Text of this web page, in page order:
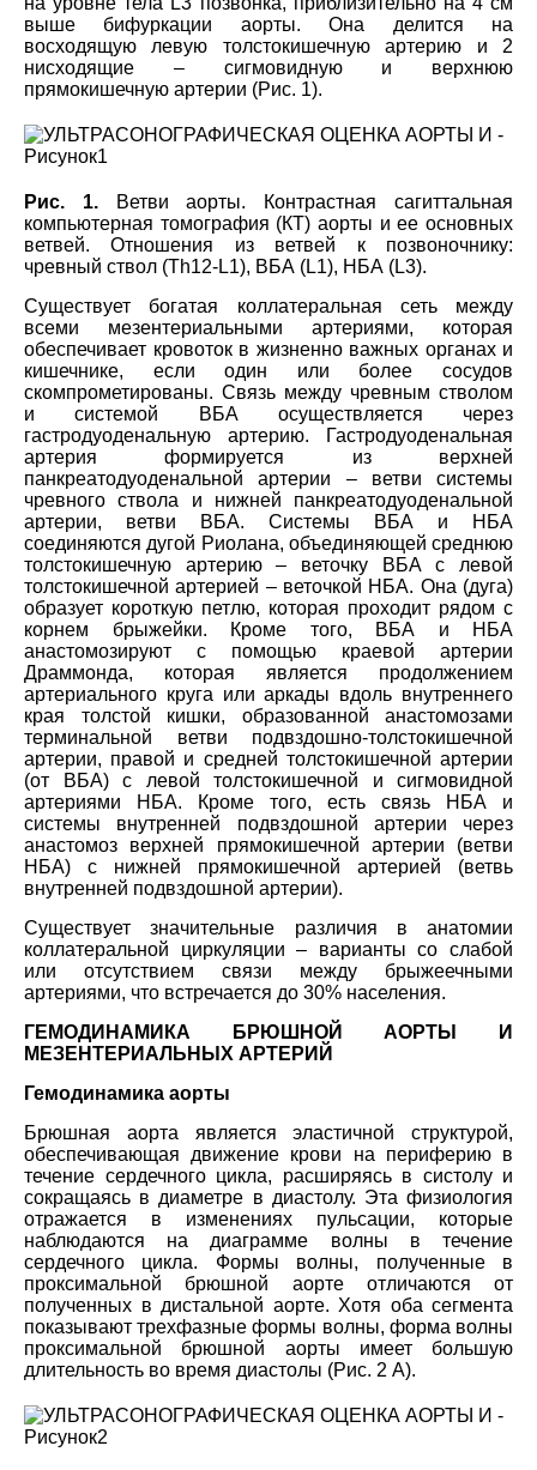
выше бифуркации аорты. Она делится на
восходящую левую толстокишечную артерию и 2
нисходящие – сигмовидную и верхнюю
прямокишечную артерии (Рис. 1).
Рис. 1.Ветви аорты. Контрастная сагиттальная
компьютерная томография (КТ) аорты и ее основных
ветвей. Отношения из ветвей к позвоночнику:
чревный ствол (Th12-L1), ВБА (L1), НБА (L3).
Существует богатая коллатеральная сеть между
всеми мезентериальными артериями, которая
обеспечивает кровоток в жизненно важных органах и
кишечнике, если один или более сосудов
скомпрометированы. Связь между чревным стволом
и системой ВБА осуществляется через
гастродуоденальную артерию. Гастродуоденальная
артерия формируется из верхней
панкреатодуоденальной артерии – ветви системы
чревного ствола и нижней панкреатодуоденальной
артерии, ветви ВБА. Системы ВБА и НБА
соединяются дугой Риолана, объединяющей среднюю
толстокишечную артерию – веточку ВБА с левой
толстокишечной артерией – веточкой НБА. Она (дуга)
образует короткую петлю, которая проходит рядом с
корнем брыжейки. Кроме того, ВБА и НБА
анастомозируют с помощью краевой артерии
Драммонда, которая является продолжением
артериального круга или аркады вдоль внутреннего
края толстой кишки, образованной анастомозами
терминальной ветви подвздошно-толстокишечной
артерии, правой и средней толстокишечной артерии
(от ВБА) с левой толстокишечной и сигмовидной
артериями НБА. Кроме того, есть связь НБА и
системы внутренней подвздошной артерии через
анастомоз верхней прямокишечной артерии (ветви
НБА) с нижней прямокишечной артерией (ветвь
внутренней подвздошной артерии).
Существует значительные различия в анатомии
коллатеральной циркуляции – варианты со слабой
или отсутствием связи между брыжеечными
артериями, что встречается до 30% населения.
ГЕМОДИНАМИКА БРЮШНОЙ АОРТЫ И
МЕЗЕНТЕРИАЛЬНЫХ АРТЕРИЙ
Гемодинамика аорты
Брюшная аорта является эластичной структурой,
обеспечивающая движение крови на периферию в
течение сердечного цикла, расширяясь в систолу и
сокращаясь в диаметре в диастолу. Эта физиология
отражается в изменениях пульсации, которые
наблюдаются на диаграмме волны в течение
сердечного цикла. Формы волны, полученные в
проксимальной брюшной аорте отличаются от
полученных в дистальной аорте. Хотя оба сегмента
показывают трехфазные формы волны, форма волны
проксимальной брюшной аорты имеет большую
длительность во время диастолы (Рис. 2 А).